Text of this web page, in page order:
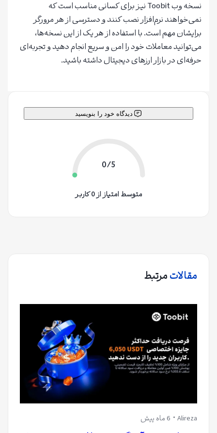
نسخه وب Toobit نیز برای کسانی مناسب است که
نمی‌خواهند نرم‌افزار نصب کنند و دسترسی از هر مرورگر
برایشان مهم است. با استفاده از هر یک از این نسخه‌ها،
می‌توانید معاملات خود را امن و سریع انجام دهید و تجربه‌ای
حرفه‌ای در بازار ارزهای دیجیتال داشته باشید.
دیدگاه خود را بنویسید
0/5
متوسط امتیاز از 0 کاربر
مقالاتمرتبط
Alireza 6 ماه پیش